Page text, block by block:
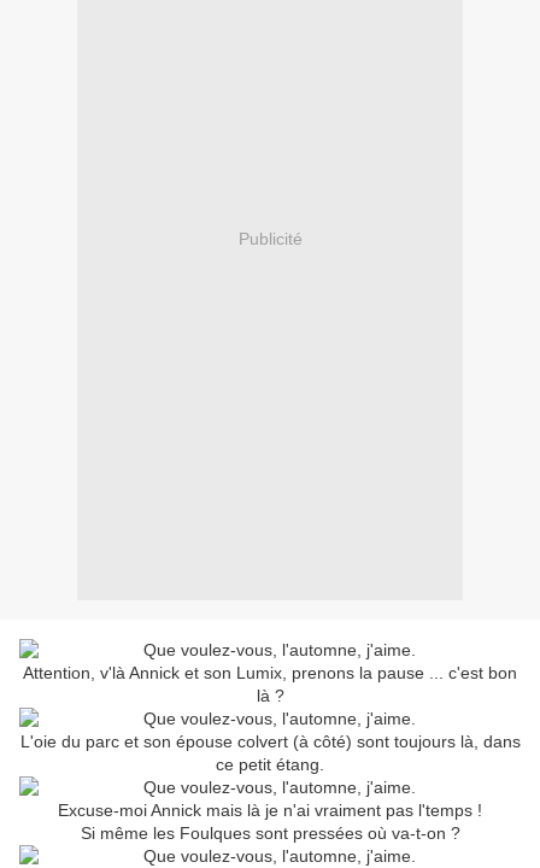
Publicité
Attention, v'là Annick et son Lumix, prenons la pause ... c'est bon
là ?
L'oie du parc et son épouse colvert (à côté) sont toujours là, dans
ce petit étang.
Excuse-moi Annick mais là je n'ai vraiment pas l'temps !
Si même les Foulques sont pressées où va-t-on ?